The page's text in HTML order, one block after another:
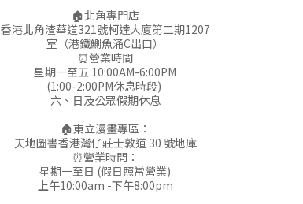
🏠北角專門店
香港北角渣華道321號柯達大廈第二期1207
室（港鐵鰂魚涌C出口）
⏰營業時間
星期一至五 10:00AM-6:00PM
(1:00-2:00PM休息時段)
六、日及公眾假期休息
🏠東立漫畫專區：
天地圖書香港灣仔莊士敦道 30 號地庫
⏰營業時間：
星期一至日 (假日照常營業)
上午10:00am -下午8:00pm